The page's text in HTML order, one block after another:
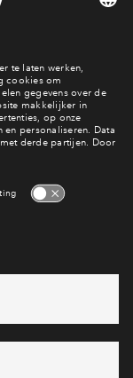
aan
nieuws en
Bel ons op